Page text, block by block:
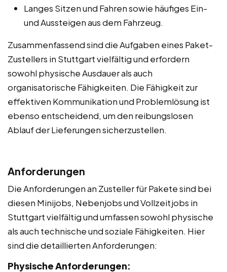
Langes Sitzen und Fahren sowie häufiges Ein-
und Aussteigen aus dem Fahrzeug.
Zusammenfassend sind die Aufgaben eines Paket-
Zustellers in Stuttgart vielfältig und erfordern
sowohl physische Ausdauer als auch
organisatorische Fähigkeiten. Die Fähigkeit zur
effektiven Kommunikation und Problemlösung ist
ebenso entscheidend, um den reibungslosen
Ablauf der Lieferungen sicherzustellen.
Anforderungen
Die Anforderungen an Zusteller für Pakete sind bei
diesen Minijobs, Nebenjobs und Vollzeitjobs in
Stuttgart vielfältig und umfassen sowohl physische
als auch technische und soziale Fähigkeiten. Hier
sind die detaillierten Anforderungen:
Physische Anforderungen: